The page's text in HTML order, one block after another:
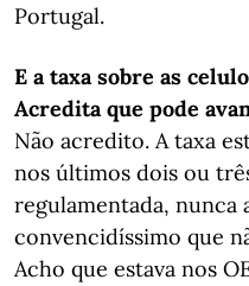
Portugal.
E a taxa sobre as
Acredita que pode
Não acredito. A taxa
nos últimos dois ou
regulamentada, nunca
convencidíssimo que
Acho que estava nos